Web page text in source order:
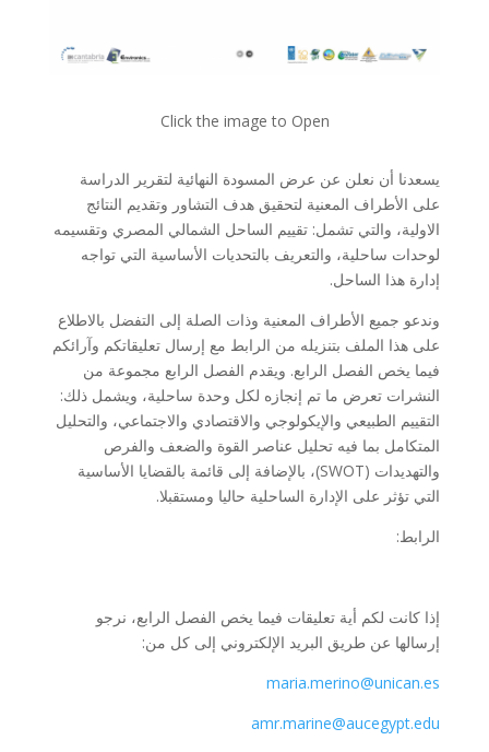
Click the image to Open
يسعدنا أن نعلن عن عرض المسودة النهائية لتقرير الدراسة
على الأطراف المعنية لتحقيق هدف التشاور وتقديم النتائج
الاولية، والتي تشمل: تقييم الساحل الشمالي المصري وتقسيمه
لوحدات ساحلية، والتعريف بالتحديات الأساسية التي تواجه
إدارة هذا الساحل.
وندعو جميع الأطراف المعنية وذات الصلة إلى التفضل بالاطلاع
على هذا الملف بتنزيله من الرابط مع إرسال تعليقاتكم وآرائكم
فيما يخص الفصل الرابع. ويقدم الفصل الرابع مجموعة من
النشرات تعرض ما تم إنجازه لكل وحدة ساحلية، ويشمل ذلك:
التقييم الطبيعي والإيكولوجي والاقتصادي والاجتماعي، والتحليل
المتكامل بما فيه تحليل عناصر القوة والضعف والفرص
والتهديدات (SWOT)، بالإضافة إلى قائمة بالقضايا الأساسية
التي تؤثر على الإدارة الساحلية حاليا ومستقبلا.
الرابط:
إذا كانت لكم أية تعليقات فيما يخص الفصل الرابع، نرجو
إرسالها عن طريق البريد الإلكتروني إلى كل من:
maria.merino@unican.es
amr.marine@aucegypt.edu